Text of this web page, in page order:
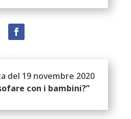
del 19 novembre 2020
con i bambini?”